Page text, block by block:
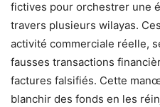
fictives pour orchestrer une
travers plusieurs wilayas.
activité commerciale réelle,
fausses transactions
factures falsifiés. Cette
blanchir des fonds en les